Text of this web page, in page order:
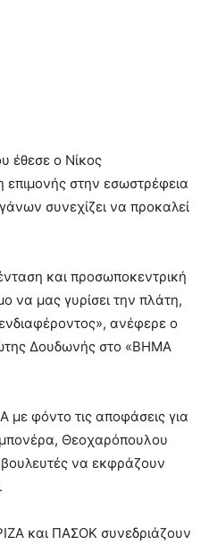
έθεσε ο Νίκος
στην εσωστρέφεια
συνεχίζει να προκαλεί
και προσωποκεντρική
να μας γυρίσει την πλάτη,
ανέφερε ο
Δουδωνής στο «ΒΗΜΑ
με φόντο τις αποφάσεις για
Θεοχαρόπουλου
βουλευτές να εκφράζουν
και ΠΑΣΟΚ συνεδριάζουν